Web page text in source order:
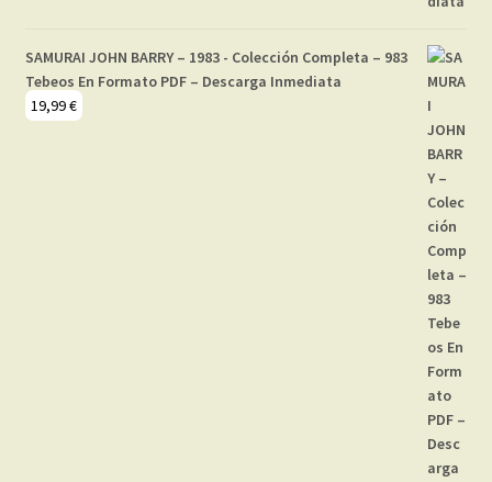
SAMURAI JOHN BARRY – 1983 - Colección Completa – 983
Tebeos En Formato PDF – Descarga Inmediata
19,99€